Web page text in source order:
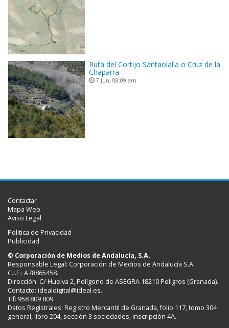
Ruta del Cortijo Santaolalla o Cruz de la
Chaparra
7 Jun, 08:09 am
Contactar
Mapa Web
Aviso Legal
Politica de Privacidad
Publicidad
© Corporación de Medios de Andalucía, S.A.
Responsable Legal: Corporación de Medios de Andalucía S.A.
C.I.F.: A78865458.
Dirección: C/ Huelva 2, Polígono de ASEGRA 18210 Peligros (Granada).
Contacto: idealdigital@ideal.es.
Tlf: 958 809 809.
Datos Registrales: Registro Mercantil de Granada, folio 117, tomo 304
general, libro 204, sección 3 sociedades, inscripción 4A.